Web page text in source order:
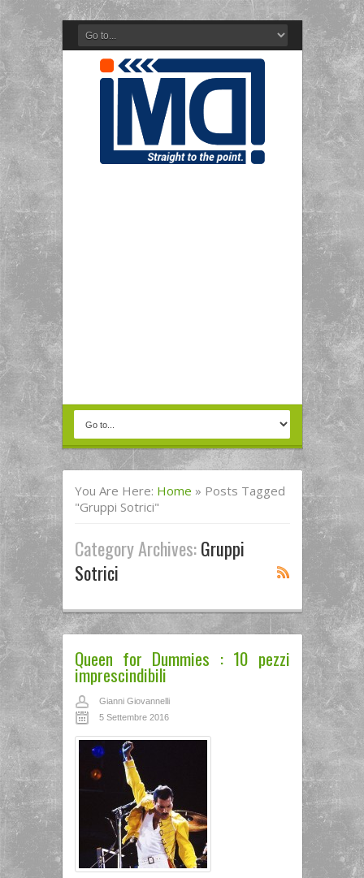
You Are Here: Home » Posts Tagged
"gruppi Sotrici"
Category Archives:Gruppi
Sotrici
Queen for Dummies : 10 pezzi
imprescindibili
Gianni Giovannelli
5 Settembre 2016